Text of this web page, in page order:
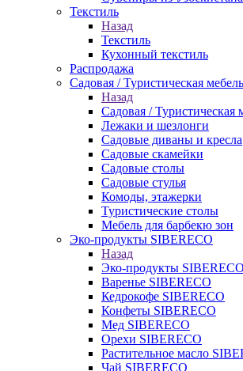
Текстиль
Назад
Текстиль
Кухонный текстиль
Распродажа
Садовая / Туристическая мебель
Назад
Садовая / Туристическая
Лежаки и шезлонги
Садовые диваны и кресла
Садовые скамейки
Садовые столы
Садовые стулья
Комоды, этажерки
Туристические столы
Мебель для барбекю зон
Эко-продукты SIBERECO
Назад
Эко-продукты SIBERECO
Варенье SIBERECO
Кедрокофе SIBERECO
Конфеты SIBERECO
Мед SIBERECO
Орехи SIBERECO
Растительное масло
Чай SIBERECO